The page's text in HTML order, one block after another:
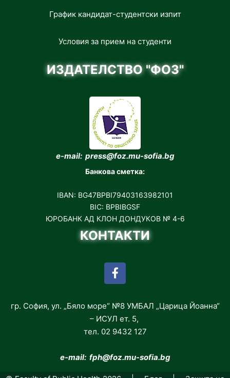
График кандидат-студентски изпит
Условия за прием на студенти
ИЗДАТЕЛСТВО "ФОЗ"
e-mail: press@foz.mu-sofia.bg
Банкова сметка:
IBAN: BG47BPBI79403163982101
BIC: BPBIBGSF
ЮРОБАНК АД КЛОН ДОНДУКОВ № 4-6
КОНТАКТИ
гр. София, ул. „Бяло море“ №8 УМБАЛ „Царица Йоанна“
– ИСУЛ ет. 5,
тел. 02 9432 127
e-mail: fph@foz.mu-sofia.bg